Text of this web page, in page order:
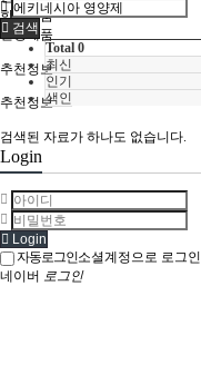
항암식품
건강제품
추천정보
추천정보
검색
Total 0
최신
인기
색인
검색된 자료가 하나도 없습니다.
Login
Login
자동로그인소셜계정으로 로그인
네이버 로그인